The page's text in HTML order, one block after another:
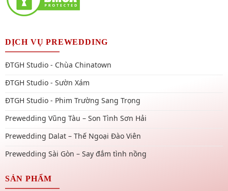
DỊCH VỤ PREWEDDING
ĐTGH Studio - Chùa Chinatown
ĐTGH Studio - Sườn Xám
ĐTGH Studio - Phim Trường Sang Trọng
Prewedding Vũng Tàu – Son Tình Sơn Hải
Prewedding Dalat – Thế Ngoại Đào Viên
Prewedding Sài Gòn – Say đắm tình nồng
SẢN PHẨM